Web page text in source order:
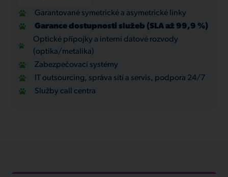
Garantované symetrické a asymetrické linky
Garance dostupnosti služeb (SLA až 99,9 %)
Optické přípojky a interní datové rozvody
(optika/metalika)
Zabezpečovací systémy
IT outsourcing, správa sítí a servis, podpora 24/7
Služby call centra